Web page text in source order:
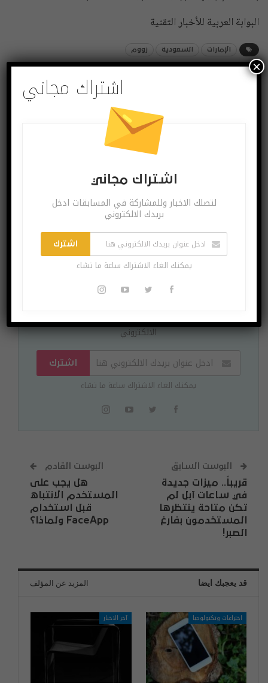
البوابة العربية للأخبار التقنية
الإمارات السعودية زووم
اشتراك مجاني
لتصلك الاخبار وللمشاركة في المسابقات ادخل بريدك
الالكتروني
اشترك
يمكنك الغاء الاشتراك ساعة ما تشاء
البوست السابق
قريباً.. ميزات جديدة
في ساعات آبل لم
تكن متاحة ينتظرها
المستخدمون بفارغ
الصبر!
البوست القادم
هل يجب على
المستخدم الانتباه
قبل استخدام
FaceApp ولماذا؟
قد يعجبك ايضا المزيد عن المؤلف
اختراعات وتكنولوجيا آخر الاخبار
اشتراك مجاني
اشتراك مجاني
لتصلك الاخبار وللمشاركة في المسابقات ادخل
بريدك الالكتروني
اشترك
يمكنك الغاء الاشتراك ساعة ما تشاء
×